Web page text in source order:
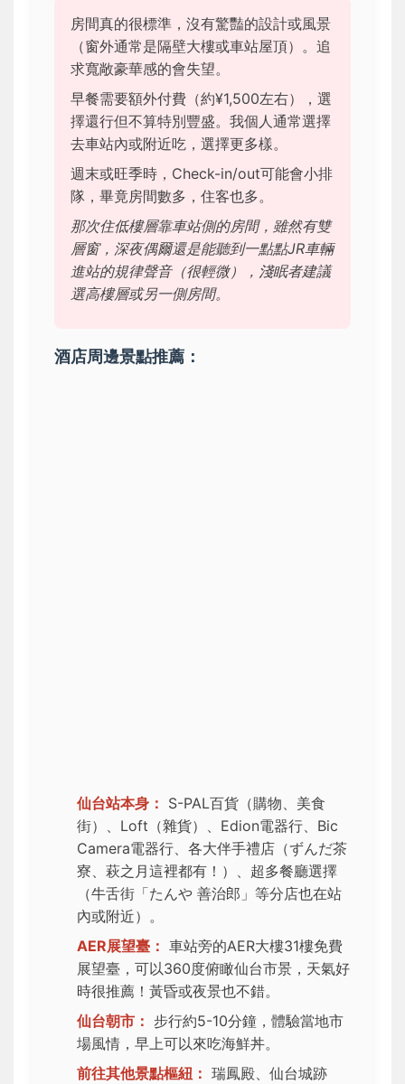
房間真的很標準，沒有驚豔的設計或風景
（窗外通常是隔壁大樓或車站屋頂）。追
求寬敞豪華感的會失望。
早餐需要額外付費（約¥1,500左右），選
擇還行但不算特別豐盛。我個人通常選擇
去車站內或附近吃，選擇更多樣。
週末或旺季時，Check-in/out可能會小排
隊，畢竟房間數多，住客也多。
那次住低樓層靠車站側的房間，雖然有雙
層窗，深夜偶爾還是能聽到一點點JR車輛
進站的規律聲音（很輕微），淺眠者建議
選高樓層或另一側房間。
酒店周邊景點推薦：
仙台站本身： S-PAL百貨（購物、美食
街）、Loft（雜貨）、Edion電器行、Bic
Camera電器行、各大伴手禮店（ずんだ茶
寮、萩之月這裡都有！）、超多餐廳選擇
（牛舌街「たんや 善治郎」等分店也在站
內或附近）。
AER展望臺： 車站旁的AER大樓31樓免費
展望臺，可以360度俯瞰仙台市景，天氣好
時很推薦！黃昏或夜景也不錯。
仙台朝市： 步行約5-10分鐘，體驗當地市
場風情，早上可以來吃海鮮丼。
前往其他景點樞紐： 瑞鳳殿、仙台城跡